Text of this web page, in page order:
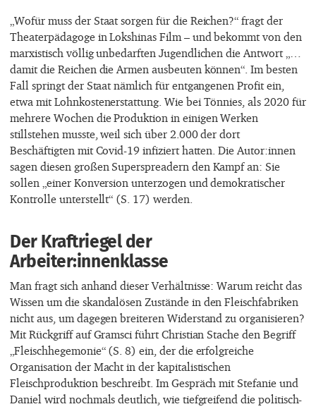
„Wofür muss der Staat sorgen für die Reichen?“ fragt der
Theaterpädagoge in Lokshinas Film – und bekommt von den
marxistisch völlig unbedarften Jugendlichen die Antwort „…
damit die Reichen die Armen ausbeuten können“. Im besten
Fall springt der Staat nämlich für entgangenen Profit ein,
etwa mit Lohnkostenerstattung. Wie bei Tönnies, als 2020 für
mehrere Wochen die Produktion in einigen Werken
stillstehen musste, weil sich über 2.000 der dort
Beschäftigten mit Covid-19 infiziert hatten. Die Autor:innen
sagen diesen großen Superspreadern den Kampf an: Sie
sollen „einer Konversion unterzogen und demokratischer
Kontrolle unterstellt“ (S. 17) werden.
Der Kraftriegel der
Arbeiter:innenklasse
Man fragt sich anhand dieser Verhältnisse: Warum reicht das
Wissen um die skandalösen Zustände in den Fleischfabriken
nicht aus, um dagegen breiteren Widerstand zu organisieren?
Mit Rückgriff auf Gramsci führt Christian Stache den Begriff
„Fleischhegemonie“ (S. 8) ein, der die erfolgreiche
Organisation der Macht in der kapitalistischen
Fleischproduktion beschreibt. Im Gespräch mit Stefanie und
Daniel wird nochmals deutlich, wie tiefgreifend die politisch-